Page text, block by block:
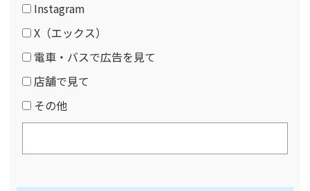
Instagram
X（エックス）
電車・バスで広告を見て
店舗で見て
その他